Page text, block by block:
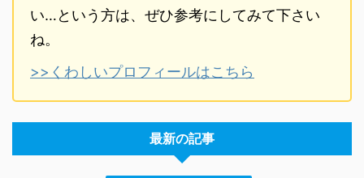
い…という方は、ぜひ参考にしてみて下さい
ね。
>>くわしいプロフィールはこちら
最新の記事